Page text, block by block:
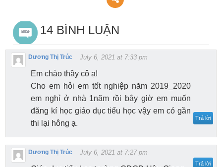
14 BÌNH LUẬN
Dương Thị Trúc July 6, 2021 at 7:33 pm
Em chào thầy cô ạ!
Cho em hỏi em tốt nghiệp năm 2019_2020
em nghỉ ở nhà 1năm rồi bây giờ em muốn
đăng kí học giáo dục tiểu học vậy em có gần
thi lại hông ạ.
Trả lời
Dương Thị Trúc July 6, 2021 at 7:27 pm
Trả lời